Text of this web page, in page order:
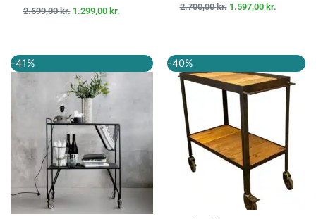
2.699,00kr. 1.299,00 kr. 2.700,00kr. 1.597,00 kr.
-41%
oprindelige
pris
var:
2.699,00 kr..
aktuelle
-40%
oprindelige
pris
var:
2.799,00 kr..
aktuelle
pris
er:
1.679,40